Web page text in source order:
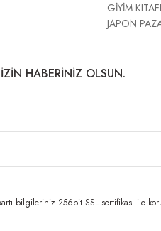
GİYİM
JAPON
HABERİNİZ OLSUN.
bilgileriniz 256bit SSL sertifikası ile